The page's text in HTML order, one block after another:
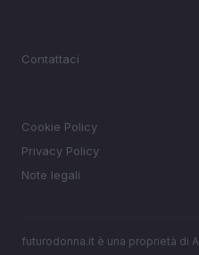
Contattaci
Cookie Policy
Privacy Policy
Note legali
futurodonna.it è una proprietà di